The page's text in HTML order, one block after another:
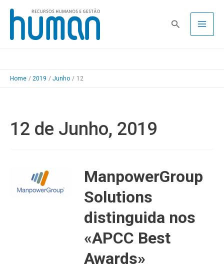
Skip
content
Pesquisa
Home 2019 Junho 12
12 de Junho, 2019
ManpowerGroup
Solutions
distinguida nos
«APCC Best
Awards»